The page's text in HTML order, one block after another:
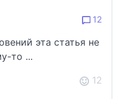
12
эта статья не
то ...
12